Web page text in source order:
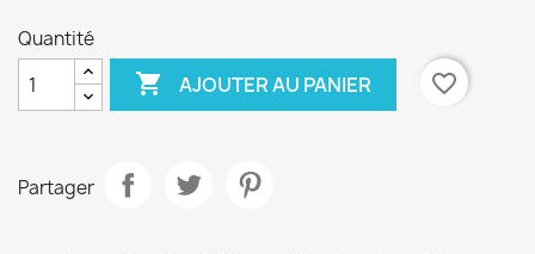
Quantité
 AJOUTER AU PANIER favorite_border
Partager